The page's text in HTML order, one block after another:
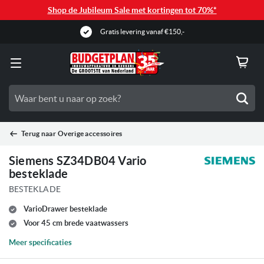
Shop de Jubileum Sale met kortingen tot 70%*
Gratis levering vanaf €150,-
Terug naar Overige accessoires
Siemens SZ34DB04 Vario
besteklade
BESTEKLADE
VarioDrawer besteklade
Voor 45 cm brede vaatwassers
Meer specificaties